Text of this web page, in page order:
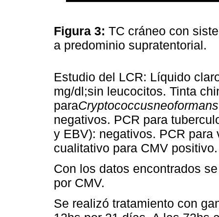
Figura 3: TC cráneo con
a predominio supratentorial.
Estudio del LCR: Líquido
mg/dl;sin leucocitos. Tinta
para
negativos. PCR para
y EBV): negativos. PCR
cualitativo para CMV positivo.
Con los datos encontrados
por CMV.
Se realizó tratamiento con